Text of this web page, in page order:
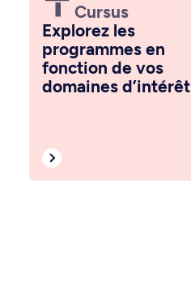
Cursus
Explorez les
programmes en
fonction de vos
domaines d’intérêt